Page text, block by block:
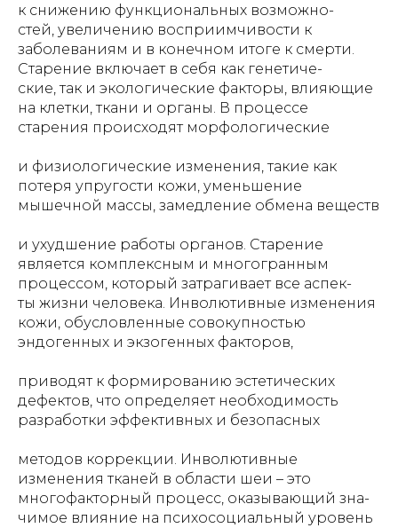
к снижению функциональных возможно-
стей, увеличению восприимчивости к
заболеваниям и в конечном итоге к смерти.
Старение включает в себя как генетиче-
ские, так и экологические факторы, влияющие
на клетки, ткани и органы. В процессе
старения происходят морфологические
и физиологические изменения, такие как
потеря упругости кожи, уменьшение
мышечной массы, замедление обмена веществ
и ухудшение работы органов. Старение
является комплексным и многогранным
процессом, который затрагивает все аспек-
ты жизни человека. Инволютивные изменения
кожи, обусловленные совокупностью
эндогенных и экзогенных факторов,
приводят к формированию эстетических
дефектов, что определяет необходимость
разработки эффективных и безопасных
методов коррекции. Инволютивные
изменения тканей в области шеи – это
многофакторный процесс, оказывающий зна-
чимое влияние на психосоциальный уровень